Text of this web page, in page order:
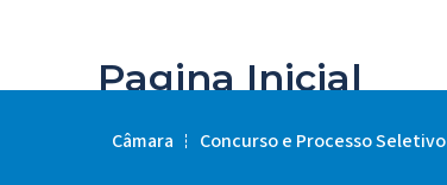
Pagina Inicial
Câmara Concurso e Processo Seletivo